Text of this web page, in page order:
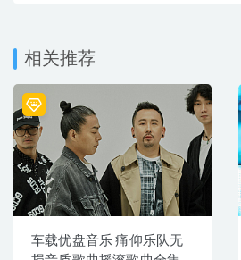
相关推荐
车载优盘音乐 痛仰乐队无